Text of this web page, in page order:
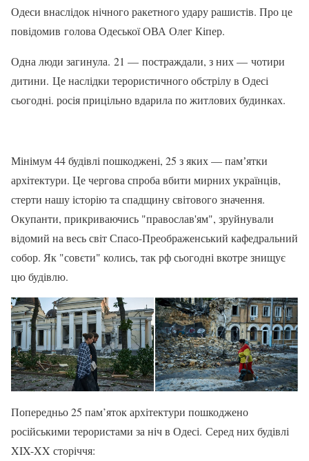
Одеси внаслідок нічного ракетного удару рашистів. Про це
повідомив голова Одеської ОВА Олег Кіпер.
Одна люди загинула. 21 — постраждали, з них — чотири
дитини. Це наслідки терористичного обстрілу в Одесі
сьогодні. росія прицільно вдарила по житлових будинках.
Мінімум 44 будівлі пошкоджені, 25 з яких — памʼятки
архітектури. Це чергова спроба вбити мирних українців,
стерти нашу історію та спадщину світового значення.
Окупанти, прикриваючись "православ'ям", зруйнували
відомий на весь світ Спасо-Преображенський кафедральний
собор. Як "совєти" колись, так рф сьогодні вкотре знищує
цю будівлю.
Попередньо 25 пам’яток архітектури пошкоджено
російськими терористами за ніч в Одесі. Серед них будівлі
XIX-XX сторіччя: